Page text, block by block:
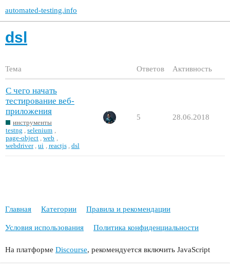
automated-testing.info
dsl
Тема Ответов Активность
С чего начать
тестирование веб-
приложения
инструменты
testng
,selenium
page-object ,web
webdriver ,ui reactjs dsl
5 28.06.2018
Главная Категории Правила и рекомендации
Условия использования Политика конфиденциальности
На платформе Discourse, рекомендуется включить JavaScript